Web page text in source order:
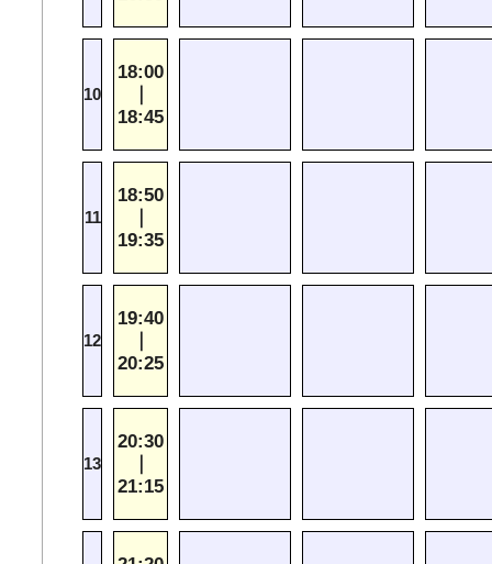
10
18:00
18:45
11
18:50
19:35
12
19:40
20:25
13
20:30
21:15